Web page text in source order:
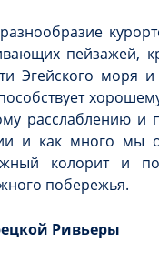
пейзажей,
Эгейского
расслаблению и
и как много мы
колорит и
побережья.
Ривьеры